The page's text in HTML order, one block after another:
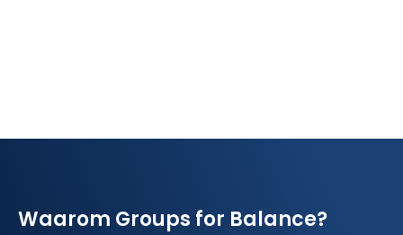
Waarom Groups for Balance?